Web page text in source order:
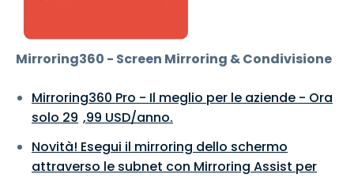
Mirroring360 - Screen Mirroring & Condivisione
Mirroring360 Pro - Il meglio per le aziende - Ora
solo 29 ,99 USD/anno.
Novità! Esegui il mirroring dello schermo
attraverso le subnet con Mirroring Assist per